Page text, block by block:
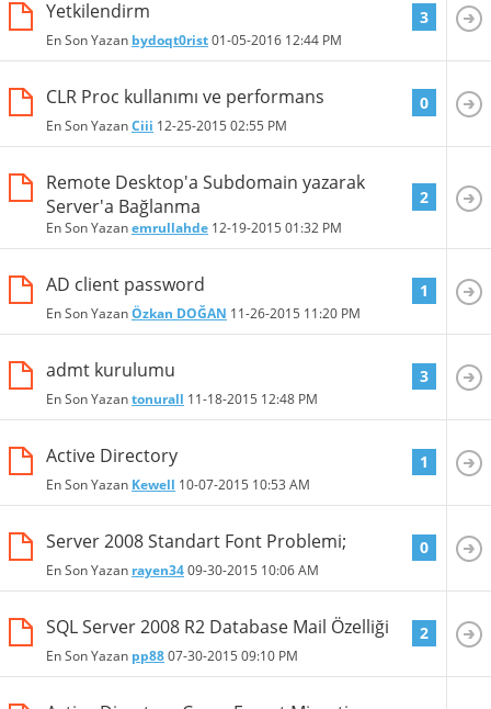
Yetkilendirm
En Son Yazan bydoqt0rist01-05-2016 12:44 PM
3
CLR Proc kullanımı ve performans
En Son YazanCiii 12-25-2015 02:55 PM
0
Remote Desktop'a Subdomain yazarak
Server'a Bağlanma
En Son Yazanemrullahde 12-19-2015 01:32 PM
2
AD client password
En Son YazanÖzkan DOĞAN 11-26-2015 11:20 PM
1
admt kurulumu
En Son Yazantonurall 11-18-2015 12:48 PM
3
Active Directory
En Son Yazan Kewell 10-07-2015 10:53 AM
1
Server 2008 Standart Font Problemi;
En Son Yazan rayen3409-30-2015 10:06 AM
0
SQL Server 2008 R2 Database Mail Özelliği
En Son Yazan pp8807-30-2015 09:10 PM
2